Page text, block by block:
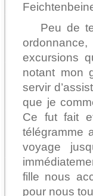
Peu de
excursions
notant mon
servir
que je
Ce fut fait
télégramme
voyage
fille nous
pour nous